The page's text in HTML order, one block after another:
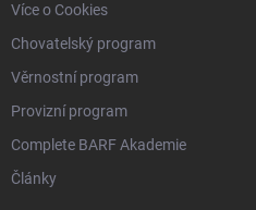
Více o Cookies
Chovatelský program
Věrnostní program
Provizní program
Complete BARF Akademie
Články